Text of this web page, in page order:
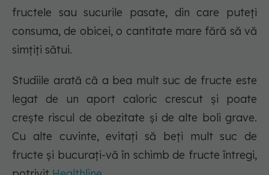
fructele sau sucurile pasate, din care puteți
consuma, de obicei, o cantitate mare fără să vă
simțiți sătui.
Studiile arată că a bea mult suc de fructe este
legat de un aport caloric crescut și poate
crește riscul de obezitate și de alte boli grave.
Cu alte cuvinte, evitați să beți mult suc de
fructe și bucurați-vă în schimb de fructe întregi,